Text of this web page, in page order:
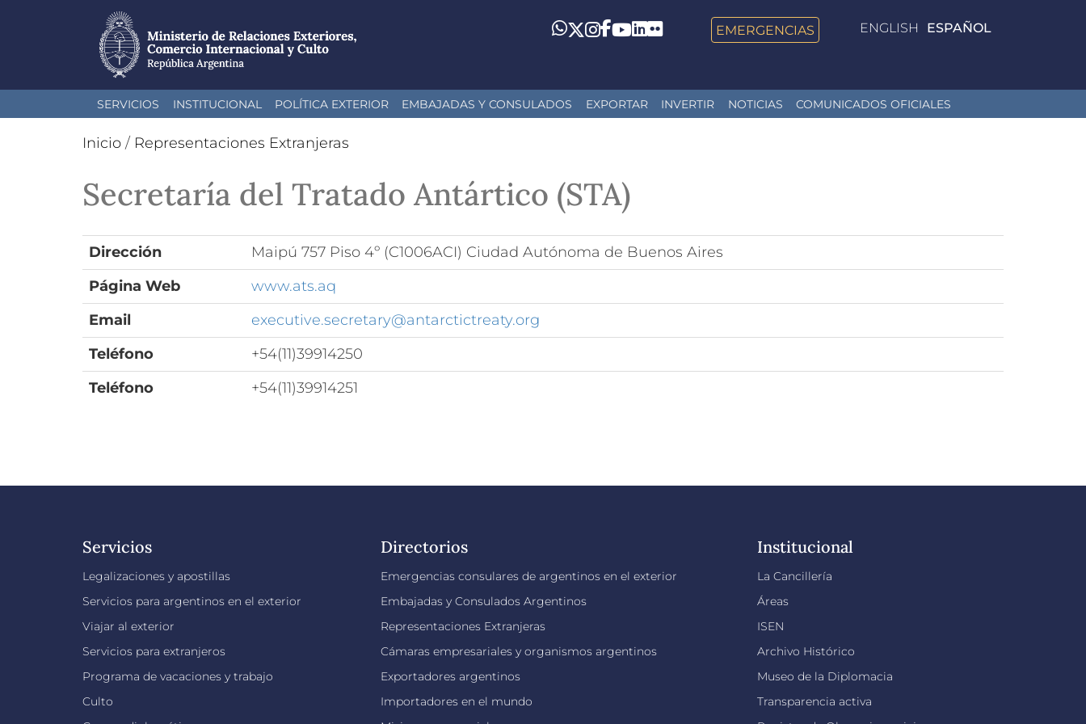
al
ENGLISH ESPAÑOL
Whatsapp
Twitter
Instagram
Facebook
YouTube
LinkedIn
Flickr EMERGENCIAS
SERVICIOS INSTITUCIONAL POLÍTICA EXTERIOR EMBAJADAS Y CONSULADOS EXPORTAR INVERTIR NOTICIAS COMUNICADOS OFICIALES
Inicio / Representaciones Extranjeras
Secretaría del Tratado Antártico (STA)
Dirección
Maipú 757 Piso 4º (C1006ACI) Ciudad Autónoma de Buenos Aires
Página Web
www.ats.aq
Email
executive.secretary@antarctictreaty.org
Teléfono
+54(11)39914250
Teléfono
+54(11)39914251
Servicios
Legalizaciones y apostillas
Servicios para argentinos en el exterior
Viajar al exterior
Servicios para extranjeros
Programa de vacaciones y trabajo
Culto
Directorios
Emergencias consulares de argentinos en el exterior
Embajadas y Consulados Argentinos
Representaciones Extranjeras
Cámaras empresariales y organismos argentinos
Exportadores argentinos
Importadores en el mundo
Institucional
La Cancillería
Áreas
ISEN
Archivo Histórico
Museo de la Diplomacia
Transparencia activa